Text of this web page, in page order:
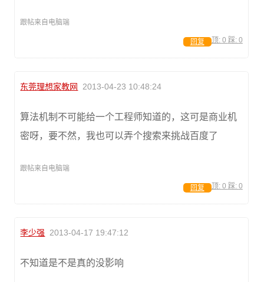
跟帖来自电脑端
顶: 0 踩: 0
回复
东莞理想家教网 2013-04-23 10:48:24
算法机制不可能给一个工程师知道的，这可是商业机
密呀，要不然，我也可以弄个搜索来挑战百度了
跟帖来自电脑端
顶: 0 踩: 0
回复
李少强 2013-04-17 19:47:12
不知道是不是真的没影响